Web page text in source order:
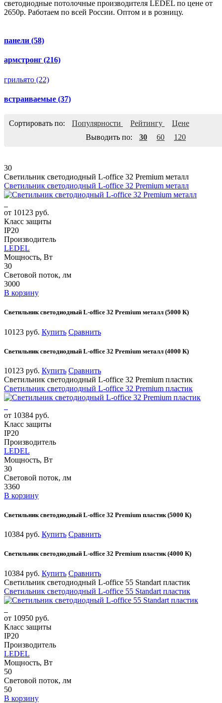
светодиодные потолочные производителя LEDEL по цене от
2650р. Работаем по всей России. Оптом и в розницу.
панели (58)
армстронг (216)
грильято (22)
встраиваемые (37)
Сортировать по: Популярности Рейтингу
Цене
Выводить по:
30 60 120
30
Светильник светодиодный L-office 32 Premium металл
Светильник светодиодный L-office 32 Premium металл
от 10123 руб.
Класс защиты
IP20
Производитель
LEDEL
Мощность, Вт
30
Световой поток, лм
3000
В корзину
Светильник светодиодный L-office 32 Premium металл (5000 К)
10123 руб. Купить Сравнить
Светильник светодиодный L-office 32 Premium металл (4000 К)
10123 руб. Купить Сравнить
Светильник светодиодный L-office 32 Premium пластик
Светильник светодиодный L-office 32 Premium пластик
от 10384 руб.
Класс защиты
IP20
Производитель
LEDEL
Мощность, Вт
30
Световой поток, лм
3360
В корзину
Светильник светодиодный L-office 32 Premium пластик (5000 К)
10384 руб. Купить Сравнить
Светильник светодиодный L-office 32 Premium пластик (4000 К)
10384 руб. Купить Сравнить
Светильник светодиодный L-office 55 Standart пластик
Светильник светодиодный L-office 55 Standart пластик
от 10950 руб.
Класс защиты
IP20
Производитель
LEDEL
Мощность, Вт
50
Световой поток, лм
50
В корзину